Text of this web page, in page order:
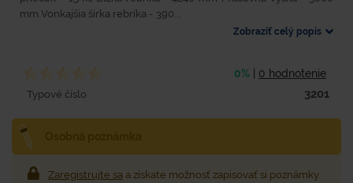
mm Vonkajšia šírka rebríka - 390...
Zobraziť celý popis
0% 0 hodnotenie
Typové číslo 3201
Zaregistrujte sa a získate možnosť zapisovať si poznámky